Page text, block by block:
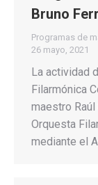
Bruno
Programas de
26 mayo, 2021
La actividad
Filarmónica
maestro
Orquesta
mediante el